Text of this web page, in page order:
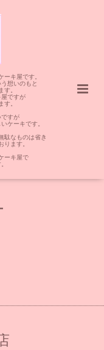
ーキ屋です。
想いのもと
す。
ですが
す。
ですが
ケーキです。
駄なものは省き
ります。
ーキ屋で